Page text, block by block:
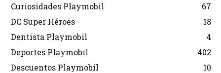
Curiosidades Playmobil
67
DC Super Héroes
18
Dentista Playmobil
4
Deportes Playmobil
402
Descuentos Playmobil
10